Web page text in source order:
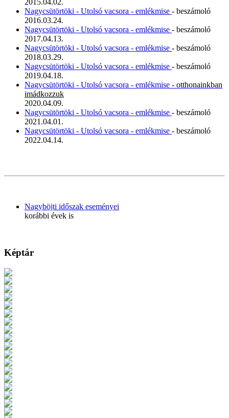
Nagycsütörtöki - Utolsó vacsora - emlékmise - beszámoló
2016.03.24.
Nagycsütörtöki - Utolsó vacsora - emlékmise - beszámoló
2017.04.13.
Nagycsütörtöki - Utolsó vacsora - emlékmise - beszámoló
2018.03.29.
Nagycsütörtöki - Utolsó vacsora - emlékmise - beszámoló
2019.04.18.
Nagycsütörtöki - Utolsó vacsora - emlékmise - otthonainkban
imádkozzuk
2020.04.09.
Nagycsütörtöki - Utolsó vacsora - emlékmise - beszámoló
2021.04.01.
Nagycsütörtöki - Utolsó vacsora - emlékmise - beszámoló
2022.04.14.
Nagyböjti időszak eseményei
korábbi évek is
Képtár